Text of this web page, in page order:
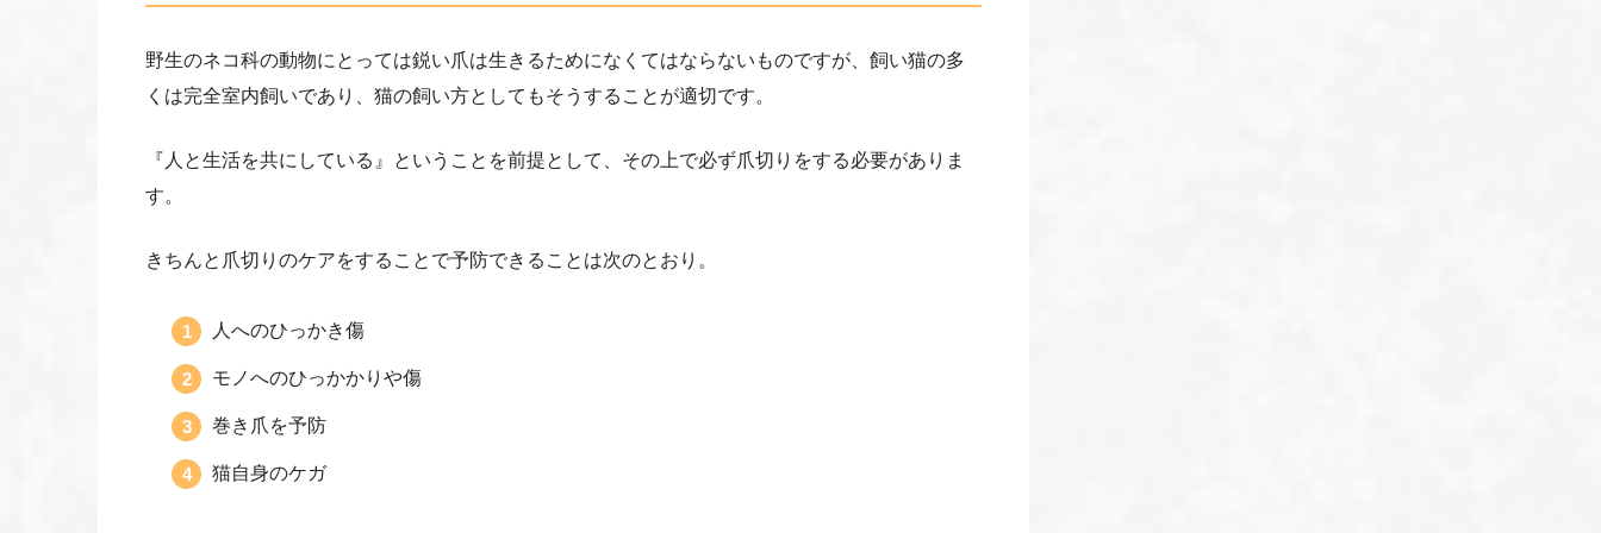
野生のネコ科の動物にとっては鋭い爪は生きるためになくてはならないものですが、飼い猫の多
くは完全室内飼いであり、猫の飼い方としてもそうすることが適切です。
『人と生活を共にしている』ということを前提として、その上で必ず爪切りをする必要がありま
す。
きちんと爪切りのケアをすることで予防できることは次のとおり。
人へのひっかき傷
モノへのひっかかりや傷
巻き爪を予防
猫自身のケガ